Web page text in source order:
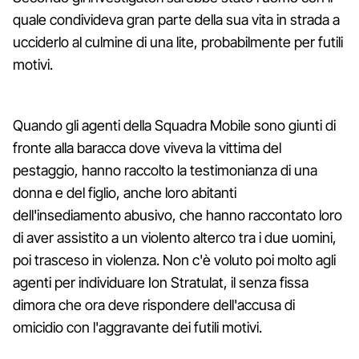
quale condivideva gran parte della sua vita in strada a
ucciderlo al culmine di una lite, probabilmente per futili
motivi.
Quando gli agenti della Squadra Mobile sono giunti di
fronte alla baracca dove viveva la vittima del
pestaggio, hanno raccolto la testimonianza di una
donna e del figlio, anche loro abitanti
dell'insediamento abusivo, che hanno raccontato loro
di aver assistito a un violento alterco tra i due uomini,
poi trasceso in violenza. Non c'è voluto poi molto agli
agenti per individuare Ion Stratulat, il senza fissa
dimora che ora deve rispondere dell'accusa di
omicidio con l'aggravante dei futili motivi.